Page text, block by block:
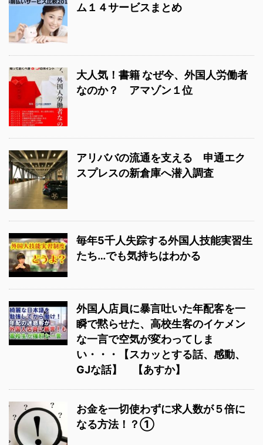
ム１４サービスまとめ
大人気！書籍 なぜ今、外国人労働者
なのか？ アマゾン１位
アリババの流通を支える 申通エク
スプレスの新倉庫へ潜入調査
毎年5千人失踪する外国人技能実習生
たち…でも気持ちはわかる
外国人店員に暴言吐いた年配客を一
瞬で黙らせた、高校生客のイケメン
な一言で空気が変わってしま
い・・・【スカッとする話、感動、
GJな話】 【あすか】
お金を一切使わずに求人数が５倍に
なる方法！？①